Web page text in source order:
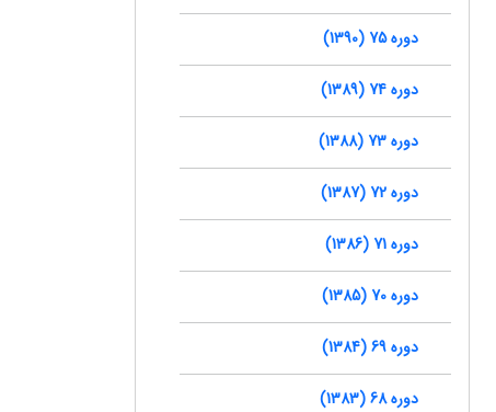
دوره 75 (1390)
دوره 74 (1389)
دوره 73 (1388)
دوره 72 (1387)
دوره 71 (1386)
دوره 70 (1385)
دوره 69 (1384)
دوره 68 (1383)